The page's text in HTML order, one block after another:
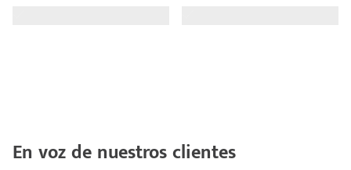
En voz de nuestros clientes